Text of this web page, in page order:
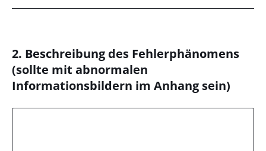
2. Beschreibung des Fehlerphänomens
(sollte mit abnormalen
Informationsbildern im Anhang sein)